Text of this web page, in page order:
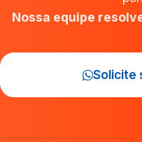
Nossa equipe
Solicite